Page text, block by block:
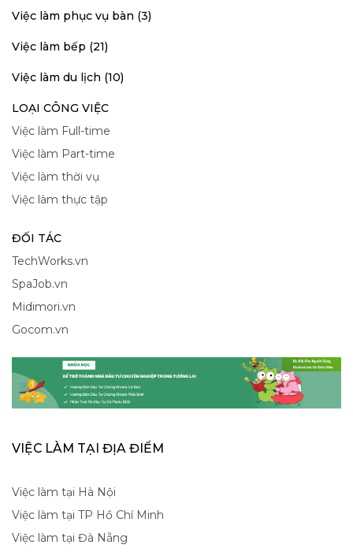
Việc làm phục vụ bàn (3)
Việc làm bếp (21)
Việc làm du lịch (10)
LOẠI CÔNG VIỆC
Việc làm Full-time
Việc làm Part-time
Việc làm thời vụ
Việc làm thực tập
ĐỐI TÁC
TechWorks.vn
SpaJob.vn
Midimori.vn
Gocom.vn
VIỆC LÀM TẠI ĐỊA ĐIỂM
Việc làm tại Hà Nội
Việc làm tại TP Hồ Chí Minh
Việc làm tại Đà Nẵng